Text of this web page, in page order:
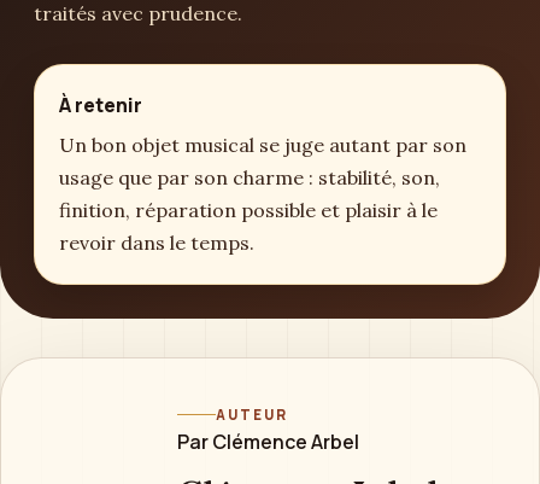
traités avec prudence.
À retenir
Un bon objet musical se juge autant par son
usage que par son charme : stabilité, son,
finition, réparation possible et plaisir à le
revoir dans le temps.
AUTEUR
Par Clémence Arbel